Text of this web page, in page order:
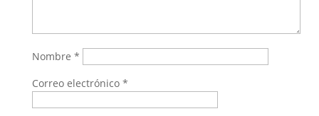
Nombre *
Correo electrónico *